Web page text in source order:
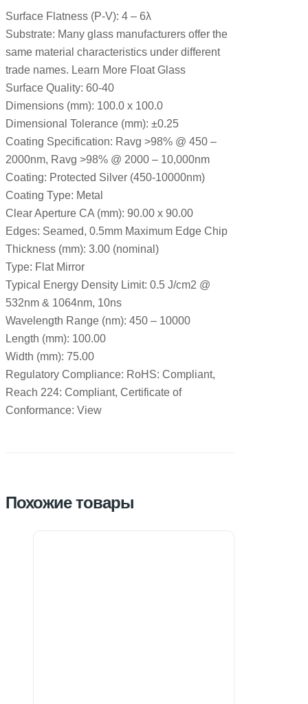
Surface Flatness (P-V): 4 – 6λ
Substrate: Many glass manufacturers offer the
same material characteristics under different
trade names. Learn More Float Glass
Surface Quality: 60-40
Dimensions (mm): 100.0 x 100.0
Dimensional Tolerance (mm): ±0.25
Coating Specification: Ravg >98% @ 450 –
2000nm, Ravg >98% @ 2000 – 10,000nm
Coating: Protected Silver (450-10000nm)
Coating Type: Metal
Clear Aperture CA (mm): 90.00 x 90.00
Edges: Seamed, 0.5mm Maximum Edge Chip
Thickness (mm): 3.00 (nominal)
Type: Flat Mirror
Typical Energy Density Limit: 0.5 J/cm2 @
532nm & 1064nm, 10ns
Wavelength Range (nm): 450 – 10000
Length (mm): 100.00
Width (mm): 75.00
Regulatory Compliance: RoHS: Compliant,
Reach 224: Compliant, Certificate of
Conformance: View
Похожие товары